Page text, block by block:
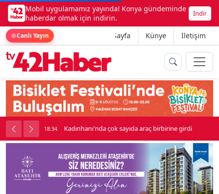
Mobil uygulamamız yayında! Konya gündeminde
haberdar olmak için indirin.
İndir
Canlı Yayın Ana Sayfa Künye İletişim
girdi 18:34 Beşikçioğlu Konya'ya Sevk Edildi